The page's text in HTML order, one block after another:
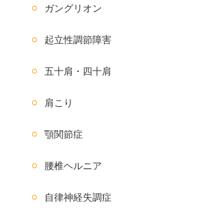
ガングリオン
起立性調節障害
五十肩・四十肩
肩こり
顎関節症
腰椎ヘルニア
自律神経失調症